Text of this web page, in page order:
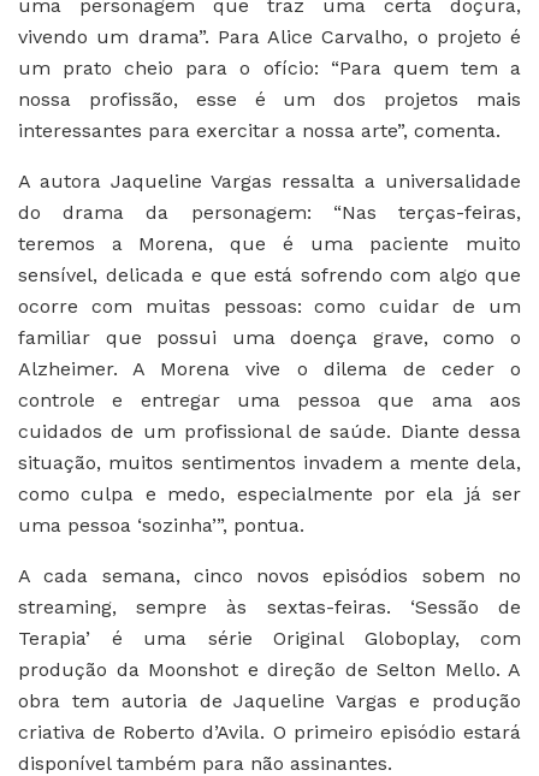
uma personagem que traz uma certa doçura,
vivendo um drama”. Para Alice Carvalho, o projeto é
um prato cheio para o ofício: “Para quem tem a
nossa profissão, esse é um dos projetos mais
interessantes para exercitar a nossa arte”, comenta.
A autora Jaqueline Vargas ressalta a universalidade
do drama da personagem: “Nas terças-feiras,
teremos a Morena, que é uma paciente muito
sensível, delicada e que está sofrendo com algo que
ocorre com muitas pessoas: como cuidar de um
familiar que possui uma doença grave, como o
Alzheimer. A Morena vive o dilema de ceder o
controle e entregar uma pessoa que ama aos
cuidados de um profissional de saúde. Diante dessa
situação, muitos sentimentos invadem a mente dela,
como culpa e medo, especialmente por ela já ser
uma pessoa ‘sozinha’”, pontua.
A cada semana, cinco novos episódios sobem no
streaming, sempre às sextas-feiras. ‘Sessão de
Terapia’ é uma série Original Globoplay, com
produção da Moonshot e direção de Selton Mello. A
obra tem autoria de Jaqueline Vargas e produção
criativa de Roberto d’Avila. O primeiro episódio estará
disponível também para não assinantes.